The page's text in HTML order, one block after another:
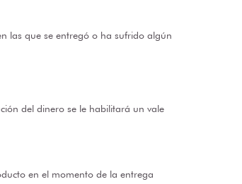
las que se entregó o ha sufrido algún
del dinero se le habilitará un vale
en el momento de la entrega